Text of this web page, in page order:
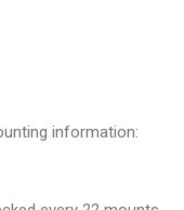
information: